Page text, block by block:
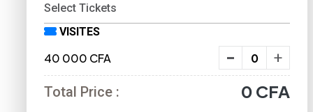
Select Tickets
VISITES
40 000 CFA - +
Total Price : 0 CFA